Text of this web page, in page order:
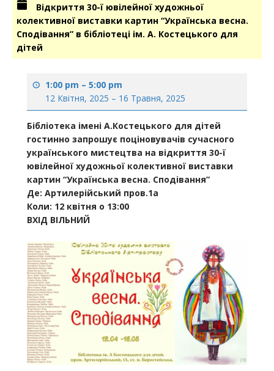
Відкриття 30-ї ювілейної художньої
колективної виставки картин “Українська весна.
Сподівання” в бібліотеці ім. А. Костецького для
дітей
1:00 pm – 5:00 pm
12 Квітня, 2025 – 16 Травня, 2025
Бібліотека імені А.Костецького для дітей
гостинно запрошує поціновувачів сучасного
українського мистецтва на відкриття 30-ї
ювілейної художньої колективної виставки
картин “Українська весна. Сподівання”
Де: Артилерійський пров.1а
Коли: 12 квітня о 13:00
ВХІД ВІЛЬНИЙ